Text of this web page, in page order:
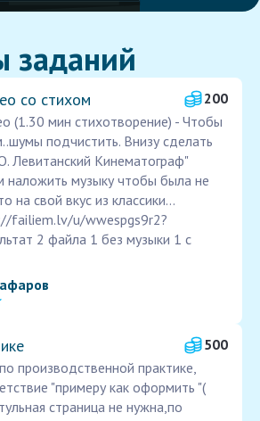
заданий
со стихом
200
(1.30 мин стихотворение) - Чтобы
подчистить. Внизу сделать
Левитанский Кинематограф"
наложить музыку чтобы была не
на свой вкус из классики...
failiem.lv/u/wwespgs9r2?
2 файла 1 без музыки 1 с
500
производственной практике,
"примеру как оформить "(
страница не нужна,по